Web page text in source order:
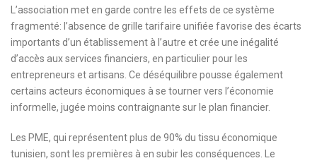
L’association met en garde contre les effets de ce système
fragmenté: l’absence de grille tarifaire unifiée favorise des écarts
importants d’un établissement à l’autre et crée une inégalité
d’accès aux services financiers, en particulier pour les
entrepreneurs et artisans. Ce déséquilibre pousse également
certains acteurs économiques à se tourner vers l’économie
informelle, jugée moins contraignante sur le plan financier.
Les PME, qui représentent plus de 90% du tissu économique
tunisien, sont les premières à en subir les conséquences. Le